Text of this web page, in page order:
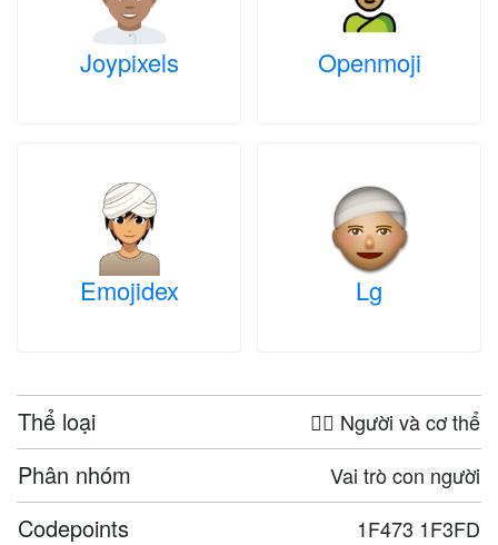
Joypixels Openmoji
Emojidex Lg
Thể loại 🤦‍♀️ Người và cơ thể
Phân nhóm Vai trò con người
Codepoints 1F473 1F3FD